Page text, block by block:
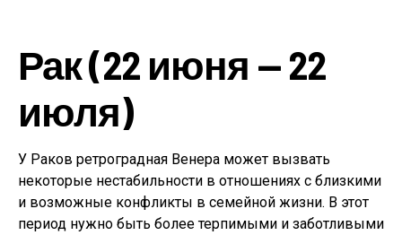
Рак (22 июня — 22
июля)
У Раков ретроградная Венера может вызвать
некоторые нестабильности в отношениях с близкими
и возможные конфликты в семейной жизни. В этот
период нужно быть более терпимыми и заботливыми